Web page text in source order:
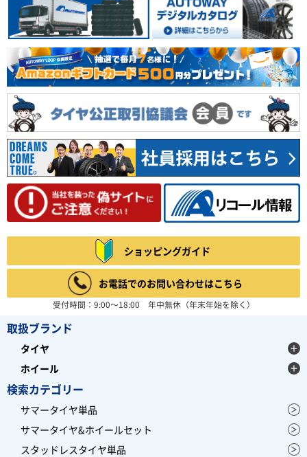
YOKOHAMA
ヨコハマ
日本を代表するタイヤメーカーのひとつYOKOHAMA
（ヨコハマ）。 1917年の創業以来、タイヤをはじめ、
工業用品、スポーツ用品等、数々の製品を世に送り出し
てきました。 1954年には、日本初のチューブレスタイ
ヤを生産。 常に技術の先端に挑戦し、新しい価値を創り
出しながら成長し続けています。
総合評価：78件 4.66
MICHELIN
ミシュラン
フランスの大手タイヤメーカーMICHELIN(ミシュラン)。
世界3大タイヤメーカーの1社。安全性、快適性、耐久性
に優れたバランス設計に定評があり、世界のさまざまな
カーメーカーに純正装着タイヤとして採用されていま
す。
総合評価：6件 4.67
BFGOODRICH
ビーエフグッドリッチ
アメリカの大手タイヤメーカーBFGOODRICH(ビーエフ
グッドリッチ)。 現在は世界3大タイヤメーカー、ミシ
ュランの1ブランドとして 大型SUV用タイヤを中心に展
ショッピングガイド
お電話でのお問い合わせはこちら
受付時間：9:00～18:00 年中無休（年末年始を除く）
取扱ブランド
タイヤ
ホイール
検索カテゴリー
サマータイヤ単品
サマータイヤ&ホイールセット
スタッドレスタイヤ単品